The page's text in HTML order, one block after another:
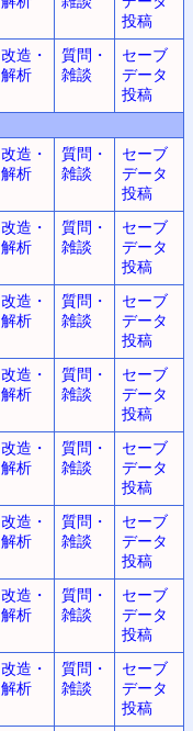
投稿
改造・
解析
質問・
雑談
セーブ
データ
投稿
改造・
解析
質問・
雑談
セーブ
データ
投稿
改造・
解析
質問・
雑談
セーブ
データ
投稿
改造・
解析
質問・
雑談
セーブ
データ
投稿
改造・
解析
質問・
雑談
セーブ
データ
投稿
改造・
解析
質問・
雑談
セーブ
データ
投稿
改造・
解析
質問・
雑談
セーブ
データ
投稿
改造・
解析
質問・
雑談
セーブ
データ
投稿
改造・
解析
質問・
雑談
セーブ
データ
投稿